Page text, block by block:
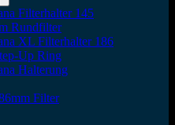
Filterhalter 145
Rundfilter
XL Filterhalter 186
Up Ring
Halterung
Filter